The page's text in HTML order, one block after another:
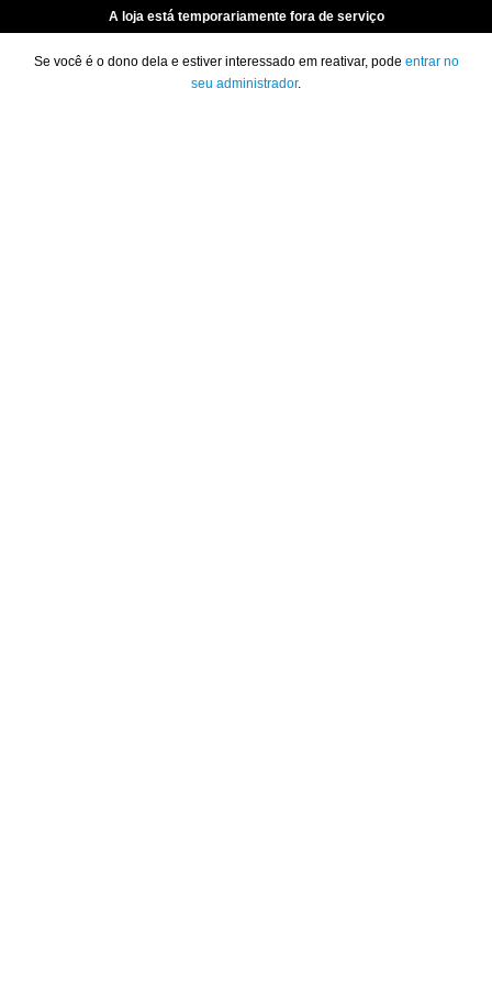
A loja está temporariamente fora de serviço
Se você é o dono dela e estiver interessado em reativar, pode entrar no
seu administrador.